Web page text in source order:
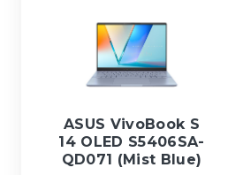
ASUS VivoBook S
14 OLED S5406SA-
QD071 (Mist Blue)